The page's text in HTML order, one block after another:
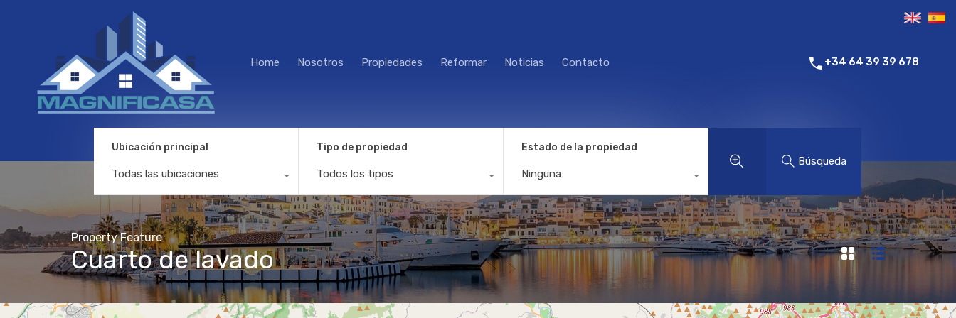
Home Nosotros Propiedades Reformar Noticias Contacto +34 64 39 39 678
Ubicación principal
Todas las ubicaciones
Tipo de propiedad
Todos los tipos
Estado de la propiedad
Ninguna
Búsqueda
Property Feature
Cuarto de lavado